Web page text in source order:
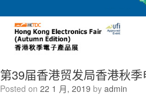
第39届香港贸发局香港秋
Posted on 22 1 月, 2019 by admin